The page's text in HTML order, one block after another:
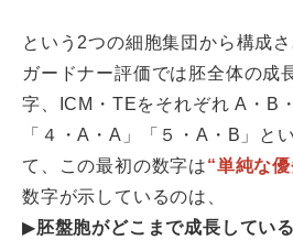
という2つの細胞集団から構成さ
ガードナー評価では胚全体の成
字、ICM・TEをそれぞれ A・B
「４・A・A」「５・A・B」と
て、この最初の数字は“単純な
数字が示しているのは、
▶胚盤胞がどこまで成長してい